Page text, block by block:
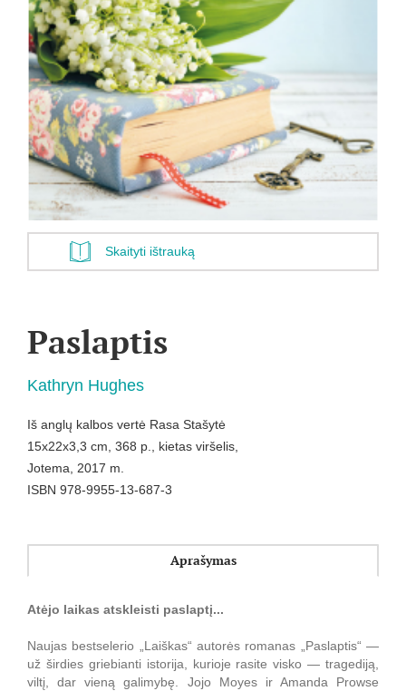
Skaityti ištrauką
Paslaptis
Kathryn Hughes
Iš anglų kalbos vertė Rasa Stašytė
15x22x3,3 cm, 368 p., kietas viršelis,
Jotema, 2017 m.
ISBN 978-9955-13-687-3
Aprašymas
Atėjo laikas atskleisti paslaptį...
Naujas bestselerio „Laiškas“ autorės romanas „Paslaptis“ —
už širdies griebianti istorija, kurioje rasite visko — tragediją,
viltį, dar vieną galimybę. Jojo Moyes ir Amanda Prowse